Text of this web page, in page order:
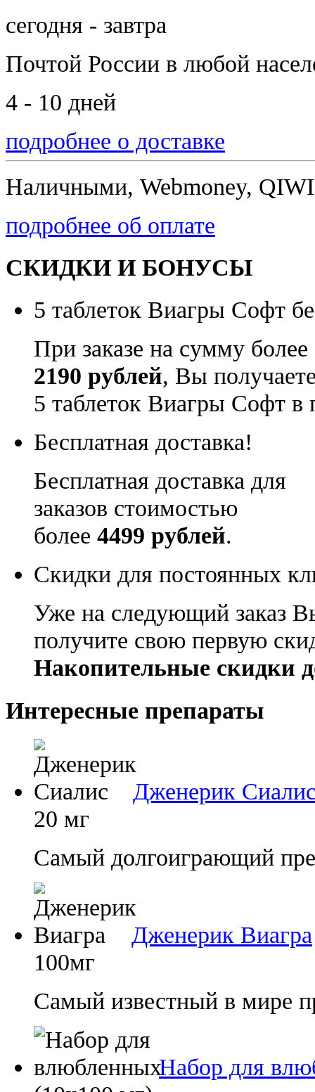
сегодня - завтра
Почтой России в любой
4 - 10 дней
подробнее о доставке
Наличными, Webmoney,
подробнее об оплате
СКИДКИ И БОНУСЫ
5 таблеток Виагры Софт
При заказе на сумму более
2190 рублей, Вы
5 таблеток Виагры Софт в
Бесплатная доставка!
Бесплатная доставка для
заказов стоимостью
более 4499 рублей.
Скидки для постоянных
Уже на следующий заказ
получите свою первую
Накопительные скидки
Интересные препараты
Дженерик
20 мг
Самый долгоиграющий
Дженерик Виагра
100мг
Самый известный в мире
Набор для